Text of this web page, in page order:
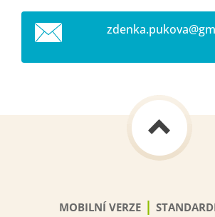
zdenka.pukova@gm
MOBILNÍ VERZE |